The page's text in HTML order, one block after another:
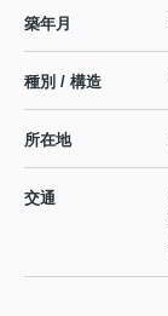
築年月
種別 / 構造
所在地
交通